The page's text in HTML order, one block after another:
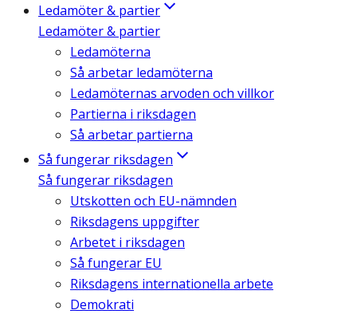
Ledamöter & partier
Ledamöter & partier
Ledamöterna
Så arbetar ledamöterna
Ledamöternas arvoden och villkor
Partierna i riksdagen
Så arbetar partierna
Så fungerar riksdagen
Så fungerar riksdagen
Utskotten och EU-nämnden
Riksdagens uppgifter
Arbetet i riksdagen
Så fungerar EU
Riksdagens internationella arbete
Demokrati